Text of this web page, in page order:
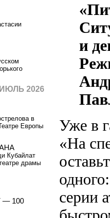
и
Уже в
«На
серии
ИЮЛЬ 2026
в
Европы
Кубайлат
драмы
100